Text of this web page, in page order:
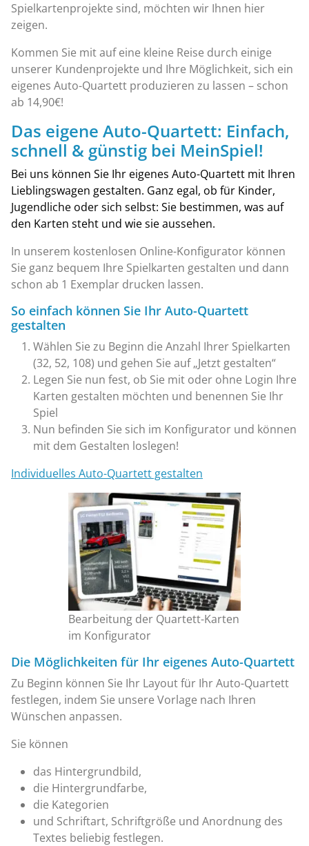
Spielkartenprojekte sind, möchten wir Ihnen hier
zeigen.
Kommen Sie mit auf eine kleine Reise durch einige
unserer Kundenprojekte und Ihre Möglichkeit, sich ein
eigenes Auto-Quartett produzieren zu lassen – schon
ab 14,90€!
Das eigene Auto-Quartett: Einfach,
schnell & günstig bei MeinSpiel!
Bei uns können Sie Ihr eigenes Auto-Quartett mit Ihren
Lieblingswagen gestalten. Ganz egal, ob für Kinder,
Jugendliche oder sich selbst: Sie bestimmen, was auf
den Karten steht und wie sie aussehen.
In unserem kostenlosen Online-Konfigurator können
Sie ganz bequem Ihre Spielkarten gestalten und dann
schon ab 1 Exemplar drucken lassen.
So einfach können Sie Ihr Auto-Quartett
gestalten
Wählen Sie zu Beginn die Anzahl Ihrer Spielkarten
(32, 52, 108) und gehen Sie auf „Jetzt gestalten“
Legen Sie nun fest, ob Sie mit oder ohne Login Ihre
Karten gestalten möchten und benennen Sie Ihr
Spiel
Nun befinden Sie sich im Konfigurator und können
mit dem Gestalten loslegen!
Individuelles Auto-Quartett gestalten
Bearbeitung der Quartett-Karten
im Konfigurator
Die Möglichkeiten für Ihr eigenes Auto-Quartett
Zu Beginn können Sie Ihr Layout für Ihr Auto-Quartett
festlegen, indem Sie unsere Vorlage nach Ihren
Wünschen anpassen.
Sie können
das Hintergrundbild,
die Hintergrundfarbe,
die Kategorien
und Schriftart, Schriftgröße und Anordnung des
Textes beliebig festlegen.